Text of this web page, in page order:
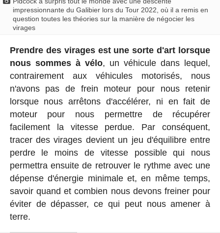
impressionnante du Galibier lors du Tour 2022, où il a remis en
question toutes les théories sur la manière de négocier les
virages
Prendre des virages est une sorte d'art lorsque
nous sommes à vélo, un véhicule dans lequel,
contrairement aux véhicules motorisés, nous
n'avons pas de frein moteur pour nous retenir
lorsque nous arrêtons d'accélérer, ni en fait de
moteur pour nous permettre de récupérer
facilement la vitesse perdue. Par conséquent,
tracer des virages devient un jeu d'équilibre entre
perdre le moins de vitesse possible qui nous
permettra ensuite de retrouver le rythme avec une
dépense d'énergie minimale et, en même temps,
savoir quand et combien nous devons freiner pour
éviter de dépasser, ce qui peut nous amener à
terre.